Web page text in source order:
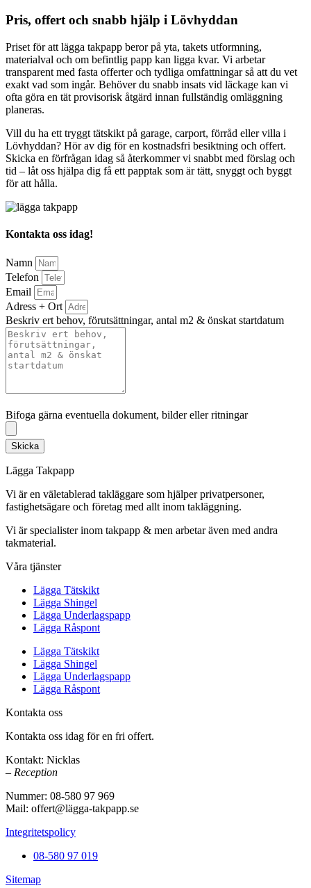
Pris, offert och snabb hjälp i Lövhyddan
Priset för att lägga takpapp beror på yta, takets utformning,
materialval och om befintlig papp kan ligga kvar. Vi arbetar
transparent med fasta offerter och tydliga omfattningar så att du vet
exakt vad som ingår. Behöver du snabb insats vid läckage kan vi
ofta göra en tät provisorisk åtgärd innan fullständig omläggning
planeras.
Vill du ha ett tryggt tätskikt på garage, carport, förråd eller villa i
Lövhyddan? Hör av dig för en kostnadsfri besiktning och offert.
Skicka en förfrågan idag så återkommer vi snabbt med förslag och
tid – låt oss hjälpa dig få ett papptak som är tätt, snyggt och byggt
för att hålla.
Kontakta oss idag!
Namn
Telefon
Email
Adress + Ort
Beskriv ert behov, förutsättningar, antal m2 & önskat startdatum
Bifoga gärna eventuella dokument, bilder eller ritningar
Skicka
Lägga Takpapp
Vi är en väletablerad takläggare som hjälper privatpersoner,
fastighetsägare och företag med allt inom takläggning.
Vi är specialister inom takpapp & men arbetar även med andra
takmaterial.
Våra tjänster
Lägga Tätskikt
Lägga Shingel
Lägga Underlagspapp
Lägga Råspont
Lägga Tätskikt
Lägga Shingel
Lägga Underlagspapp
Lägga Råspont
Kontakta oss
Kontakta oss idag för en fri offert.
Kontakt: Nicklas
– Reception
Nummer: 08-580 97 969
Mail: offert@lägga-takpapp.se
Integritetspolicy
08-580 97 019
Sitemap